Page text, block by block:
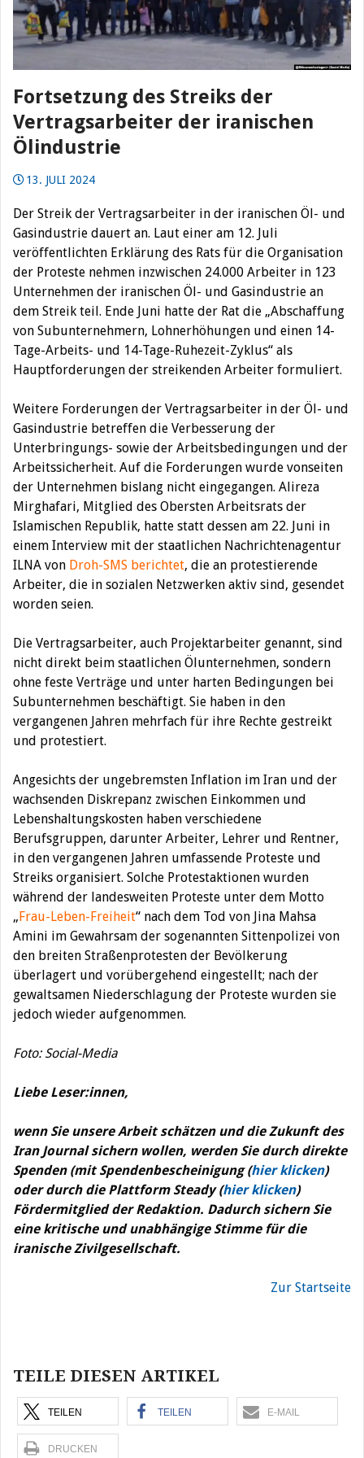
Fortsetzung des Streiks der
Vertragsarbeiter der iranischen
Ölindustrie
13. JULI 2024
Der Streik der Vertragsarbeiter in der iranischen Öl- und
Gasindustrie dauert an. Laut einer am 12. Juli
veröffentlichten Erklärung des Rats für die Organisation
der Proteste nehmen inzwischen 24.000 Arbeiter in 123
Unternehmen der iranischen Öl- und Gasindustrie an
dem Streik teil. Ende Juni hatte der Rat die „Abschaffung
von Subunternehmern, Lohnerhöhungen und einen 14-
Tage-Arbeits- und 14-Tage-Ruhezeit-Zyklus“ als
Hauptforderungen der streikenden Arbeiter formuliert.
Weitere Forderungen der Vertragsarbeiter in der Öl- und
Gasindustrie betreffen die Verbesserung der
Unterbringungs- sowie der Arbeitsbedingungen und der
Arbeitssicherheit. Auf die Forderungen wurde vonseiten
der Unternehmen bislang nicht eingegangen. Alireza
Mirghafari, Mitglied des Obersten Arbeitsrats der
Islamischen Republik, hatte statt dessen am 22. Juni in
einem Interview mit der staatlichen Nachrichtenagentur
ILNA von Droh-SMS berichtet, die an protestierende
Arbeiter, die in sozialen Netzwerken aktiv sind, gesendet
worden seien.
Die Vertragsarbeiter, auch Projektarbeiter genannt, sind
nicht direkt beim staatlichen Ölunternehmen, sondern
ohne feste Verträge und unter harten Bedingungen bei
Subunternehmen beschäftigt. Sie haben in den
vergangenen Jahren mehrfach für ihre Rechte gestreikt
und protestiert.
Angesichts der ungebremsten Inflation im Iran und der
wachsenden Diskrepanz zwischen Einkommen und
Lebenshaltungskosten haben verschiedene
Berufsgruppen, darunter Arbeiter, Lehrer und Rentner,
in den vergangenen Jahren umfassende Proteste und
Streiks organisiert. Solche Protestaktionen wurden
während der landesweiten Proteste unter dem Motto
„Frau-Leben-Freiheit“ nach dem Tod von Jina Mahsa
Amini im Gewahrsam der sogenannten Sittenpolizei von
den breiten Straßenprotesten der Bevölkerung
überlagert und vorübergehend eingestellt; nach der
gewaltsamen Niederschlagung der Proteste wurden sie
jedoch wieder aufgenommen.
Foto: Social-Media
Liebe Leser:innen,
wenn Sie unsere Arbeit schätzen und die Zukunft des
Iran Journal sichern wollen, werden Sie durch direkte
Spenden (mit Spendenbescheinigung (hier klicken)
oder durch die Plattform Steady (hier klicken)
Fördermitglied der Redaktion. Dadurch sichern Sie
eine kritische und unabhängige Stimme für die
iranische Zivilgesellschaft.
Zur Startseite
TEILE DIESEN ARTIKEL
TEILEN TEILEN E-MAIL
DRUCKEN